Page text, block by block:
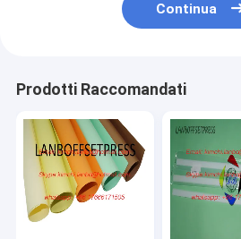
Continua
Prodotti Raccomandati